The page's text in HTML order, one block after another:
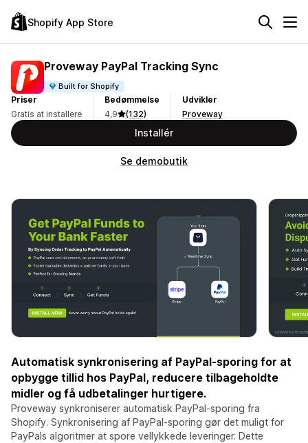
Shopify App Store
Proveway PayPal Tracking Sync
Built for Shopify
Priser
Gratis at installere
Bedømmelse
4,9
(132)
Udvikler
Proveway
Installér
Se demobutik
Automatisk synkronisering af PayPal-sporing for at
opbygge tillid hos PayPal, reducere tilbageholdte
midler og få udbetalinger hurtigere.
Proveway synkroniserer automatisk PayPal-sporing fra
Shopify. Synkronisering af PayPal-sporing gør det muligt for
PayPals algoritmer at spore vellykkede leveringer. Dette